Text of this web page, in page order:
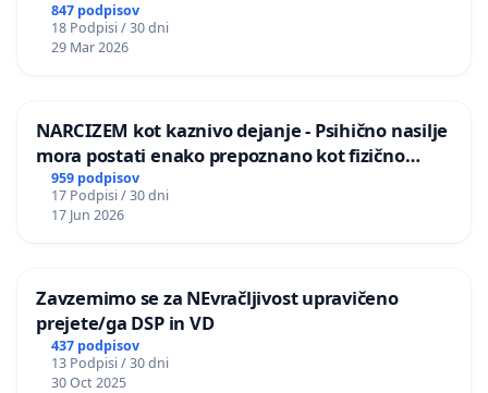
847 podpisov
18 Podpisi / 30 dni
29 Mar 2026
NARCIZEM kot kaznivo dejanje - Psihično nasilje
mora postati enako prepoznano kot fizično
nasilje
959 podpisov
17 Podpisi / 30 dni
17 Jun 2026
Zavzemimo se za NEvračljivost upravičeno
prejete/ga DSP in VD
437 podpisov
13 Podpisi / 30 dni
30 Oct 2025